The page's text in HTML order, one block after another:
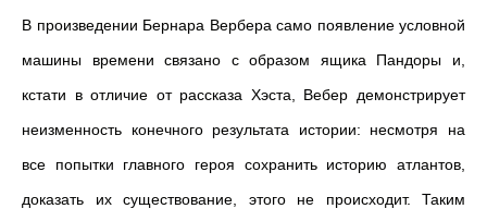
В произведении Бернара Вербера само появление условной
машины времени связано с образом ящика Пандоры и,
кстати в отличие от рассказа Хэста, Вебер демонстрирует
неизменность конечного результата истории: несмотря на
все попытки главного героя сохранить историю атлантов,
доказать их существование, этого не происходит. Таким